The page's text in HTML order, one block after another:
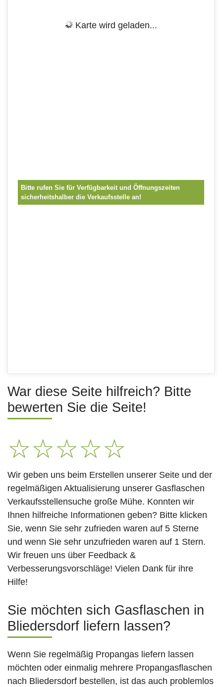
Karte wird geladen...
Bitte rufen Sie für Verfügbarkeit und Öffnungszeiten
sicherheitshalber die Verkaufsstelle an!
War diese Seite hilfreich? Bitte
bewerten Sie die Seite!
☆☆☆☆☆
Wir geben uns beim Erstellen unserer Seite und der
regelmäßigen Aktualisierung unserer Gasflaschen
Verkaufsstellensuche große Mühe. Konnten wir
Ihnen hilfreiche Informationen geben? Bitte klicken
Sie, wenn Sie sehr zufrieden waren auf 5 Sterne
und wenn Sie sehr unzufrieden waren auf 1 Stern.
Wir freuen uns über Feedback &
Verbesserungsvorschläge! Vielen Dank für ihre
Hilfe!
Sie möchten sich Gasflaschen in
Bliedersdorf liefern lassen?
Wenn Sie regelmäßig Propangas liefern lassen
möchten oder einmalig mehrere Propangasflaschen
nach Bliedersdorf bestellen, ist das auch problemlos